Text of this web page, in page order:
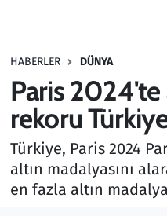
HABERLER DÜNYA
Paris 2024'te
rekoru
Türkiye, Paris 2024
altın madalyasını
en fazla altın madalya
Haber
Kültür Sanat
Kurumsal Haberler
Lezzet Durağı